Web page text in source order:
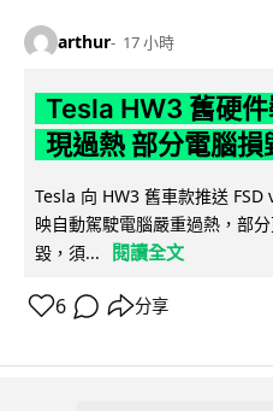
arthur 17 小時
Tesla HW3 舊硬
現過熱 部分電腦
Tesla 向 HW3 舊車款推送
映自動駕駛電腦嚴重過熱，部
毀，須...
閱讀全文
6 分享